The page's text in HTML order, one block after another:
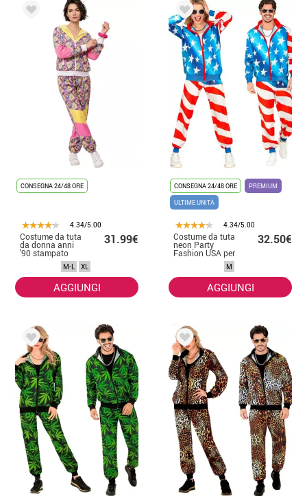
CONSEGNA 24/48 ORE
4.34/5.00
Costume da tuta
da donna anni
'90 stampato
31.99€
M-L XL
AGGIUNGI
CONSEGNA 24/48 ORE
PREMIUM
ULTIME UNITÀ
4.34/5.00
Costume da tuta
neon Party
Fashion USA per
32.50€
M
AGGIUNGI